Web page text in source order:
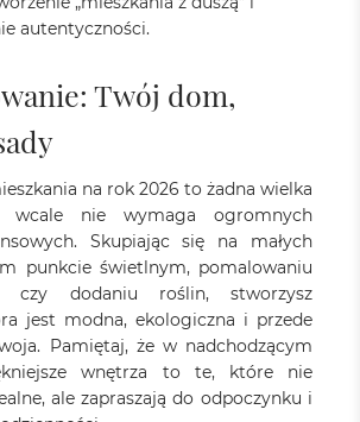
autentyczności.
Twój dom,
na rok 2026 to żadna wielka
wcale nie wymaga ogromnych
Skupiając się na małych
punkcie świetlnym, pomalowaniu
czy dodaniu roślin, stworzysz
jest modna, ekologiczna i przede
Pamiętaj, że w nadchodzącym
wnętrza to te, które nie
ale zapraszają do odpoczynku i